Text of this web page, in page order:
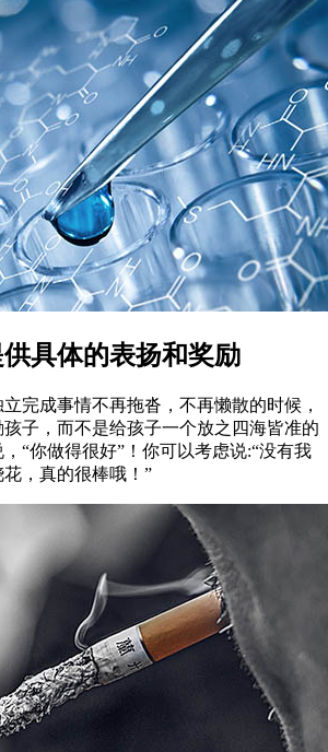
具体的表扬和奖励
完成事情不再拖沓，不再懒散的时候，
子，而不是给孩子一个放之四海皆准的
“你做得很好”！你可以考虑说:“没有我
，真的很棒哦！”